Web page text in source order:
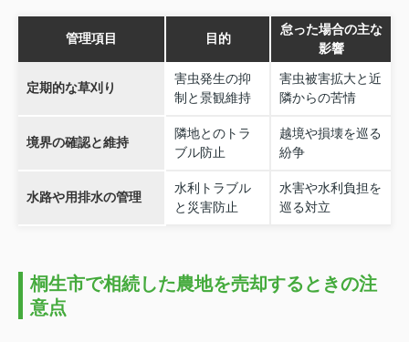
管理項目 目的
怠った場合の主な
影響
定期的な草刈り
害虫発生の抑
制と景観維持
害虫被害拡大と近
隣からの苦情
境界の確認と維持
隣地とのトラ
ブル防止
越境や損壊を巡る
紛争
水路や用排水の管理
水利トラブル
と災害防止
水害や水利負担を
巡る対立
桐生市で相続した農地を売却するときの注
意点